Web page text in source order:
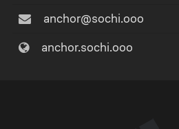
anchor@sochi.ooo
anchor.sochi.ooo